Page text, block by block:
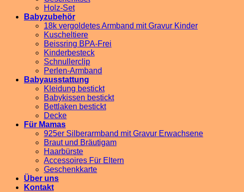
Holz-Set
Babyzubehör
18k vergoldetes Armband mit Gravur Kinder
Kuscheltiere
Beissring BPA-Frei
Kinderbesteck
Schnullerclip
Perlen-Armband
Babyausstattung
Kleidung bestickt
Babykissen bestickt
Bettlaken bestickt
Decke
Für Mamas
925er Silberarmband mit Gravur Erwachsene
Braut und Bräutigam
Haarbürste
Accessoires Für Eltern
Geschenkkarte
Über uns
Kontakt